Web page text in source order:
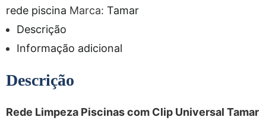
rede piscina Marca: Tamar
Descrição
Informação adicional
Descrição
Rede Limpeza Piscinas com Clip Universal Tamar